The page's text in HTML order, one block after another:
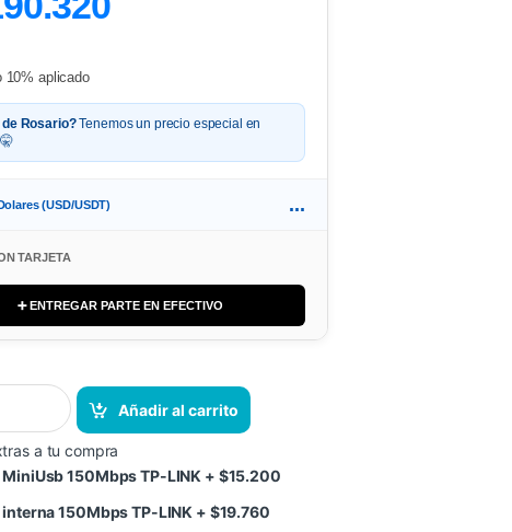
10% aplicado
de Rosario?Tenemos un precio especial en
(USD/USDT) ...
TARJETA
➕ ENTREGAR PARTE EN EFECTIVO
Añadir al carrito
a tu compra
150Mbps TP-LINK + $15.200
150Mbps TP-LINK + $19.760